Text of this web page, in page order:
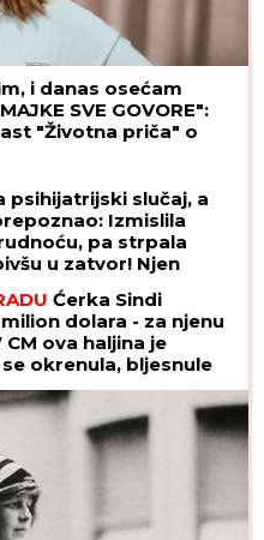
i danas osećam
SVE GOVORE":
"Životna priča" o
psihijatrijski slučaj, a
Izmislila
pa strpala
u zatvor! Njen
BOLESNO JEZIV
Ćerka Sindi
dolara - za njenu
CM ova haljina je
okrenula, bljesnule
TETOVAŽE, a ima ih